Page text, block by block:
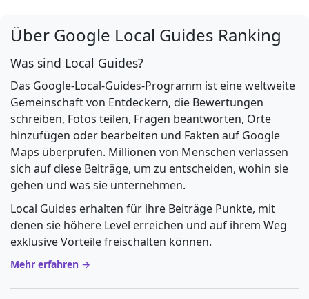
Über Google Local Guides Ranking
Was sind Local Guides?
Das Google-Local-Guides-Programm ist eine weltweite
Gemeinschaft von Entdeckern, die Bewertungen
schreiben, Fotos teilen, Fragen beantworten, Orte
hinzufügen oder bearbeiten und Fakten auf Google
Maps überprüfen. Millionen von Menschen verlassen
sich auf diese Beiträge, um zu entscheiden, wohin sie
gehen und was sie unternehmen.
Local Guides erhalten für ihre Beiträge Punkte, mit
denen sie höhere Level erreichen und auf ihrem Weg
exklusive Vorteile freischalten können.
Mehr erfahren →